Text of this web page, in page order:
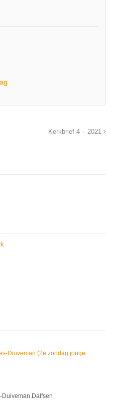
Kerkbrief 4 – 2021
Duiveman (2e zondag jonge
Duiveman,Dalfsen